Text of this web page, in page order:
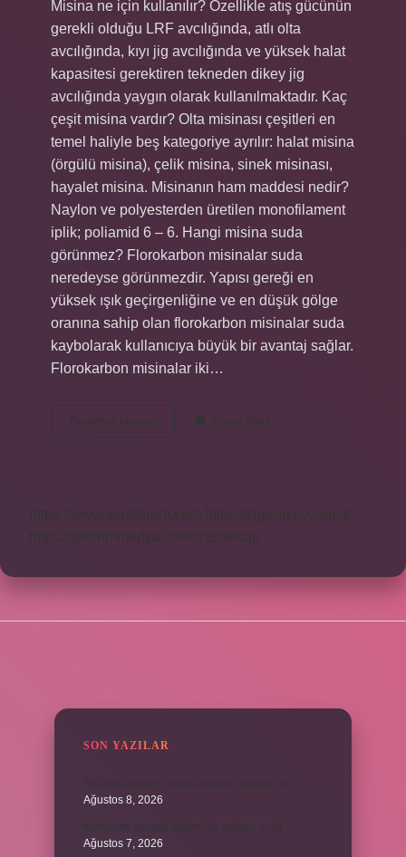
Misina ne için kullanılır? Özellikle atış gücünün
gerekli olduğu LRF avcılığında, atlı olta
avcılığında, kıyı jig avcılığında ve yüksek halat
kapasitesi gerektiren tekneden dikey jig
avcılığında yaygın olarak kullanılmaktadır. Kaç
çeşit misina vardır? Olta misinası çeşitleri en
temel haliyle beş kategoriye ayrılır: halat misina
(örgülü misina), çelik misina, sinek misinası,
hayalet misina. Misinanın ham maddesi nedir?
Naylon ve polyesterden üretilen monofilament
iplik; poliamid 6 – 6. Hangi misina suda
görünmez? Florokarbon misinalar suda
neredeyse görünmezdir. Yapısı gereği en
yüksek ışık geçirgenliğine ve en düşük gölge
oranına sahip olan florokarbon misinalar suda
kaybolarak kullanıcıya büyük bir avantaj sağlar.
Florokarbon misinalar iki…
Devamını okuyun
Nedir
Yorum Bırak
https://www.seraforum.com
https://cigerricco.com.tr
https://yildirimmedya.com.tr
Sitemap
SON YAZILAR
Ağustos 8, 2026
Ağustos 7, 2026